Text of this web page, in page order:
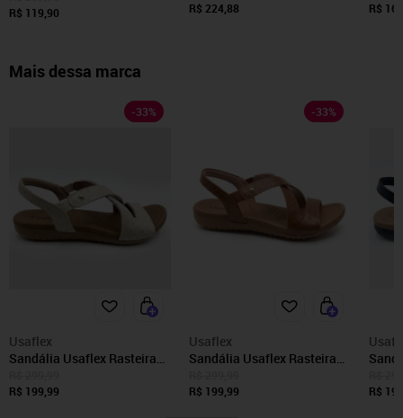
Dourada Tiras Finas Marrom
R$ 119,90
R$ 224,88
R$
Mais dessa marca
-33%
Usaflex
Sandália Usaflex Rasteira
R1804 Vanilla-198
R$ 199,99
-33%
Usaflex
Sandália Usaflex Rasteira
R1804 Avela-199
R$ 199,99
R$